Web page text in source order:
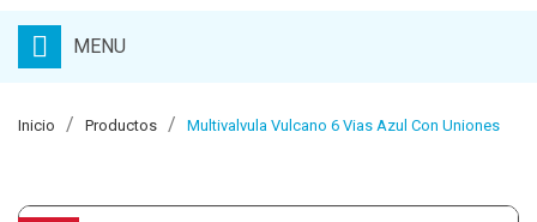
MENU
Inicio Productos Multivalvula Vulcano 6 Vias Azul Con Uniones